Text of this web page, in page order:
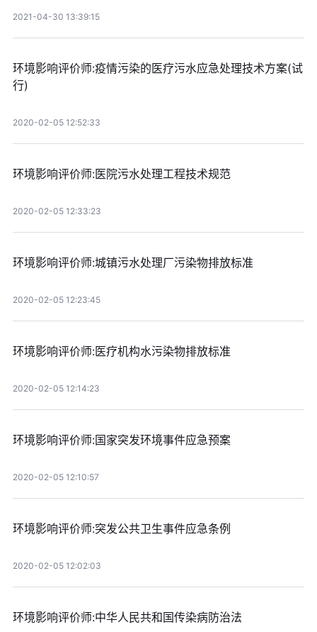
2021-04-30 13:39:15
环境影响评价师:疫情污染的医疗污水应急处理技术方案(试
行)
2020-02-05 12:52:33
环境影响评价师:医院污水处理工程技术规范
2020-02-05 12:33:23
环境影响评价师:城镇污水处理厂污染物排放标准
2020-02-05 12:23:45
环境影响评价师:医疗机构水污染物排放标准
2020-02-05 12:14:23
环境影响评价师:国家突发环境事件应急预案
2020-02-05 12:10:57
环境影响评价师:突发公共卫生事件应急条例
2020-02-05 12:02:03
环境影响评价师:中华人民共和国传染病防治法